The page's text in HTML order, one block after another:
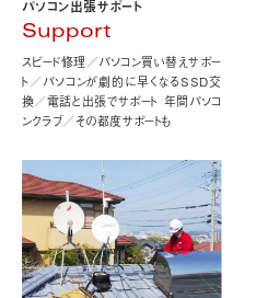
パソコン出張サポート
Support
スピード修理／パソコン買い替えサポー
ト／パソコンが劇的に早くなるSSD交
換／電話と出張でサポート 年間パソコ
ンクラブ／その都度サポートも